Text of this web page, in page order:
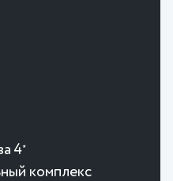
4★
комплекс